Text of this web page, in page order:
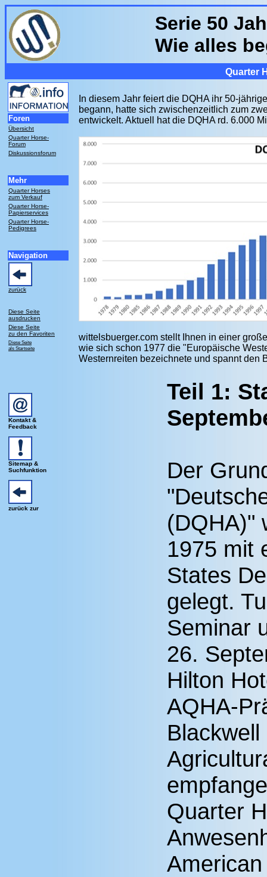
Serie 50
Wie alles
Quarter
Foren
Übersicht
Quarter Horse-
Forum
Diskussionsforum
Mehr
Quarter Horses
zum Verkauf
Quarter Horse-
Papierservices
Quarter Horse-
Pedigrees
Navigation
zurück
Diese Seite
ausdrucken
Diese Seite
zu den Favoriten
Diese Seite
als Startseite
Kontakt &
Feedback
Sitemap &
Suchfunktion
zurück zur
In diesem Jahr feiert die DQHA ihr 50-
begann, hatte sich zwischenzeitlich zum
entwickelt. Aktuell hat die DQHA rd. 6.000
wittelsbuerger.com stellt Ihnen in einer
wie sich schon 1977 die "Europäische
Westernreiten bezeichnete und spannt den
Teil 1:
Der
(DQHA)"
1975 mit
States
gelegt.
Seminar
26.
Hilton
AQHA-
Quarter